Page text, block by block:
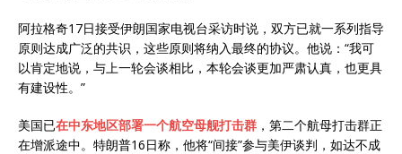
阿拉格奇17日接受伊朗国家电视台采访时说，双方已就一系列指导
原则达成广泛的共识，这些原则将纳入最终的协议。他说：“我可
以肯定地说，与上一轮会谈相比，本轮会谈更加严肃认真，也更具
有建设性。”
美国已在中东地区部署一个航空母舰打击群 ，第二个航母打击群正
在增派途中。特朗普16日称，他将“间接”参与美伊谈判，如达不成